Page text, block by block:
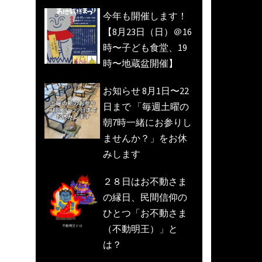
今年も開催します！
【8月23日（日）＠16
時〜子ども食堂、19
時〜地蔵盆開催】
お知らせ 8月1日〜22
日まで 「毎週土曜の
朝7時一緒にお参りし
ませんか？」をお休
みします
２８日はお不動さま
の縁日、民間信仰の
ひとつ「お不動さま
（不動明王）」と
は？